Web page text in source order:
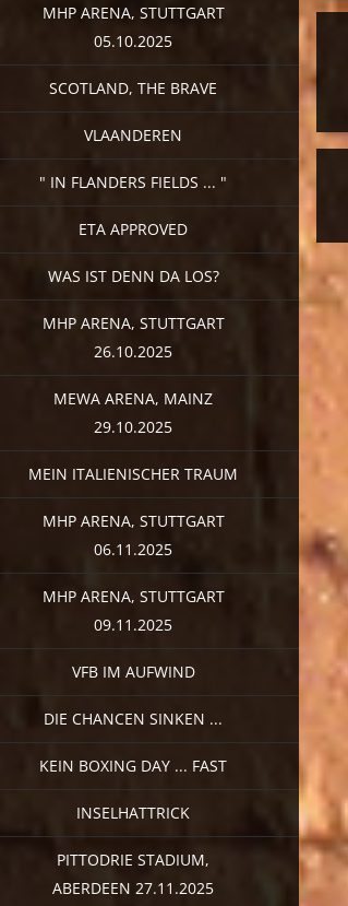
MHP ARENA, STUTTGART
05.10.2025
SCOTLAND, THE BRAVE
VLAANDEREN
" IN FLANDERS FIELDS ... "
ETA APPROVED
WAS IST DENN DA LOS?
MHP ARENA, STUTTGART
26.10.2025
MEWA ARENA, MAINZ
29.10.2025
MEIN ITALIENISCHER TRAUM
MHP ARENA, STUTTGART
06.11.2025
MHP ARENA, STUTTGART
09.11.2025
VFB IM AUFWIND
DIE CHANCEN SINKEN ...
KEIN BOXING DAY ... FAST
INSELHATTRICK
PITTODRIE STADIUM,
ABERDEEN 27.11.2025